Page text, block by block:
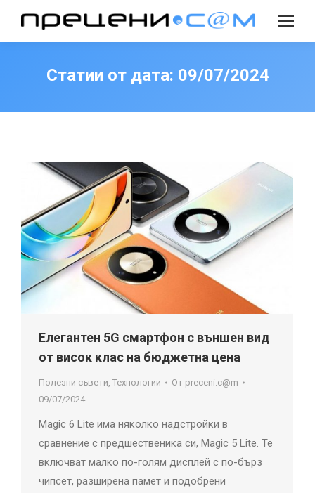
Search:
Статии от дата: 09/07/2024
Елегантен 5G смартфон с външен вид
от висок клас на бюджетна цена
Полезни съвети, Технологии От preceni.c@m
09/07/2024
Magic 6 Lite има няколко надстройки в
сравнение с предшественика си, Magic 5 Lite. Те
включват малко по-голям дисплей с по-бърз
чипсет, разширена памет и подобрени